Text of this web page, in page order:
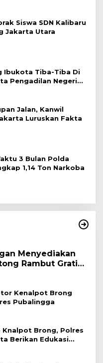
Siswa SDN Kalibaru
Jakarta Utara
Ibukota Tiba-Tiba Di
Pengadilan Negeri
Cacat Hukum Sejak
Jalan, Kanwil
Luruskan Fakta
3 Bulan Polda
1,14 Ton Narkoba
Menyediakan
Rambut Gratis
Kenalpot Brong
Pubalingga
Knalpot Brong, Polres
Berikan Edukasi